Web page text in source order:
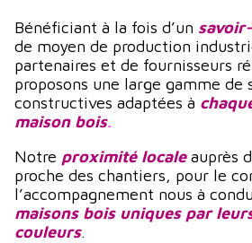
Bénéficiant à la fois d’un
de moyen de production
partenaires et de fournisseurs
proposons une large gamme de
constructives adaptées à
maison bois.
Notre proximité localeauprès
proche des chantiers, pour le
l’accompagnement nous à
maisons bois uniques par
couleurs.